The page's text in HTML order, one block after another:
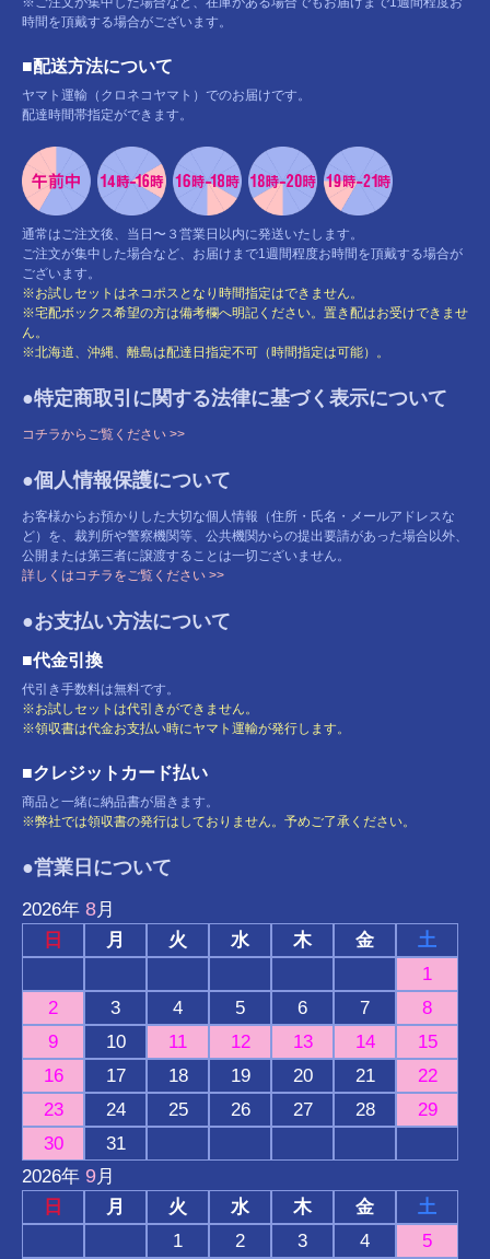
時間を頂戴する場合がございます。
■配送方法について
ヤマト運輸（クロネコヤマト）でのお届けです。
配達時間帯指定ができます。
通常はご注文後、当日〜３営業日以内に発送いたします。
ご注文が集中した場合など、お届けまで1週間程度お時間を頂戴する場合が
ございます。
※お試しセットはネコポスとなり時間指定はできません。
※宅配ボックス希望の方は備考欄へ明記ください。置き配はお受けできませ
ん。
※北海道、沖縄、離島は配達日指定不可（時間指定は可能）。
●特定商取引に関する法律に基づく表示について
コチラからご覧ください >>
●個人情報保護について
お客様からお預かりした大切な個人情報（住所・氏名・メールアドレスな
ど）を、裁判所や警察機関等、公共機関からの提出要請があった場合以外、
公開または第三者に譲渡することは一切ございません。
詳しくはコチラをご覧ください >>
●お支払い方法について
■代金引換
代引き手数料は無料です。
※お試しセットは代引きができません。
※領収書は代金お支払い時にヤマト運輸が発行します。
■クレジットカード払い
商品と一緒に納品書が届きます。
※弊社では領収書の発行はしておりません。予めご了承ください。
●営業日について
2026年 8月
日
月 火 水 木 金
土
1
2
3 4 5 6 7
8
9
10 11 12 13 14
15
16
17 18 19 20 21
22
23
24 25 26 27 28
29
30
31
2026年 9月
日
月 火 水 木 金
土
1
2 3 4 5